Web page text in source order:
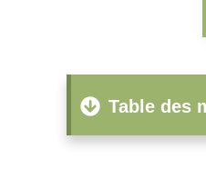
Table des